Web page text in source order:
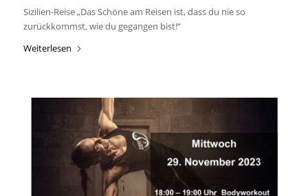
Sizilien-Reise „Das Schöne am Reisen ist, dass du nie so
zurückkommst, wie du gegangen bist!“
Weiterlesen